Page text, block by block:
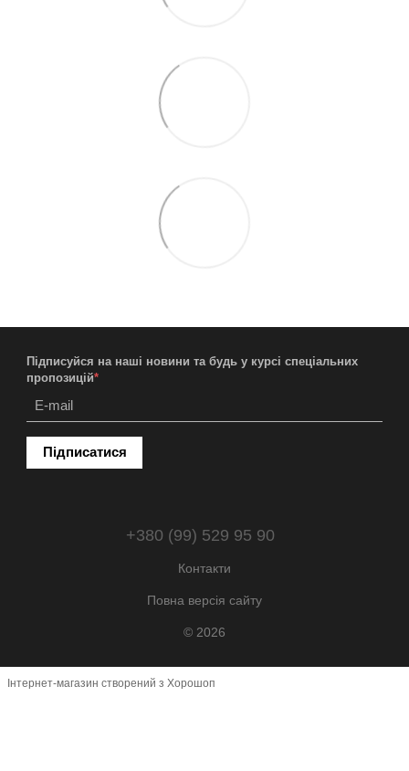
Підписуйся на наші новини та будь у курсі спеціальних
пропозицій*
Підписатися
+380 (99) 529 95 90
Контакти
Повна версія сайту
© 2026
Інтернет-магазин створений з Хорошоп